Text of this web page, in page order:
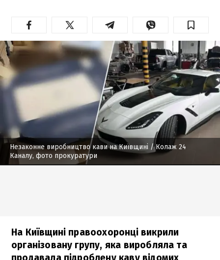
Незаконне виробництво кави на Київщині / Колаж 24
Каналу, фото прокуратури
На Київщині правоохоронці викрили
організовану групу, яка виробляла та
продавала підроблену каву відомих